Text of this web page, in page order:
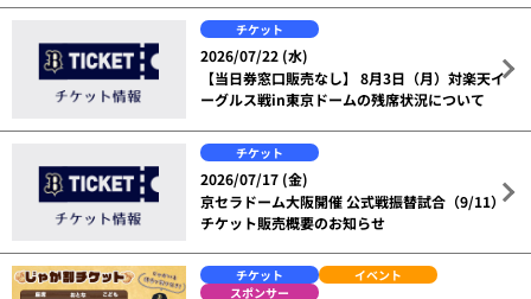
チケット
2026/07/22 (水)
【当日券窓口販売なし】 8月3日（月）対楽天イ
ーグルス戦in東京ドームの残席状況について
チケット
2026/07/17 (金)
京セラドーム大阪開催 公式戦振替試合（9/11）
チケット販売概要のお知らせ
チケット
イベント
スポンサー